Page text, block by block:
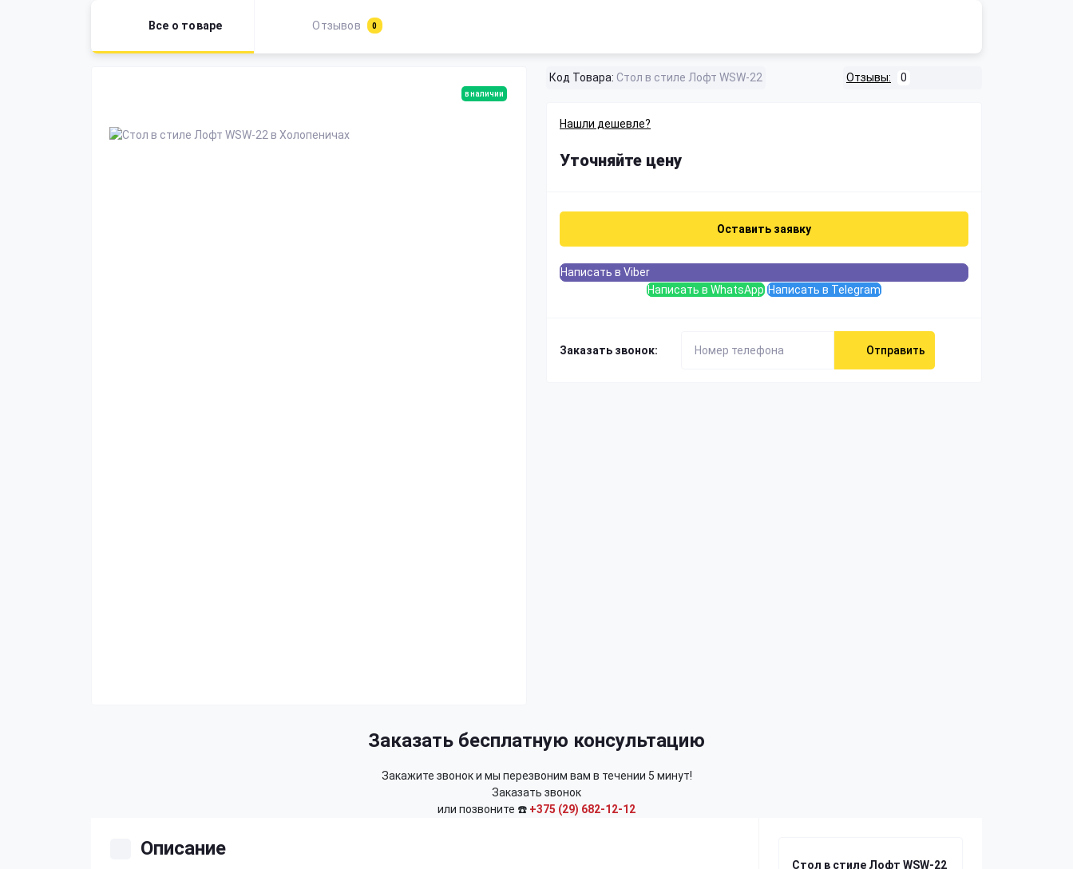
Все о товаре Отзывов 0
в наличии
Код Товара: Стол в стиле Лофт WSW-22 Отзывы: 0
Нашли дешевле?
Уточняйте цену
Оставить заявку
Написать в Viber
Написать в WhatsApp Написать в Telegram
Заказать звонок: Отправить
Заказать бесплатную консультацию
Закажите звонок и мы перезвоним вам в течении 5 минут!
Заказать звонок
или позвоните ☎️ +375 (29) 682-12-12
Описание
Стол в стиле Лофт WSW-22